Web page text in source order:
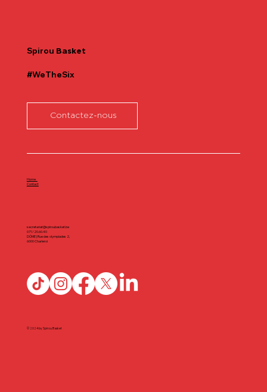
Spirou Basket
#WeTheSix
Contactez-nous
secretariat@spiroubasket.be
071/20.60.40
DÔME | Rue des olympiades 2,
6000 Charleroi
Home
Contact
© 2024 by Spirou Basket